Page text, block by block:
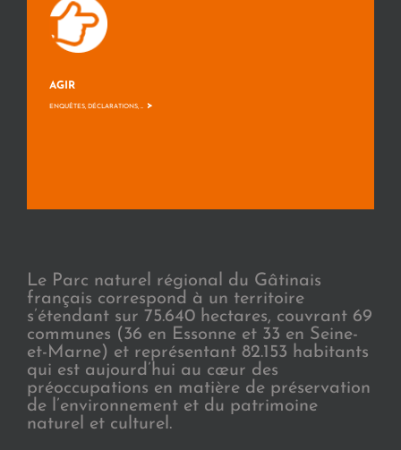
AGIR
ENQUÊTES, DÉCLARATIONS, ... >
Le Parc naturel régional du Gâtinais
français correspond à un territoire
s’étendant sur 75.640 hectares, couvrant 69
communes (36 en Essonne et 33 en Seine-
et-Marne) et représentant 82.153 habitants
qui est aujourd’hui au cœur des
préoccupations en matière de préservation
de l’environnement et du patrimoine
naturel et culturel.